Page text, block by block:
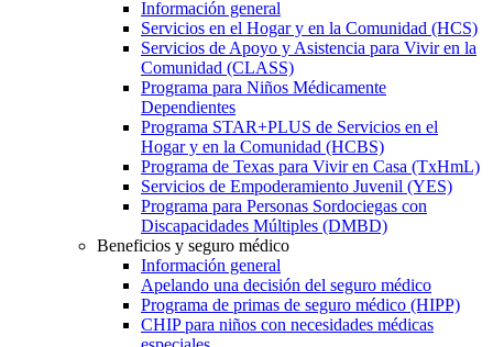
Información general
Servicios en el Hogar y en la Comunidad (HCS)
Servicios de Apoyo y Asistencia para Vivir en la
Comunidad (CLASS)
Programa para Niños Médicamente
Dependientes
Programa STAR+PLUS de Servicios en el
Hogar y en la Comunidad (HCBS)
Programa de Texas para Vivir en Casa (TxHmL)
Servicios de Empoderamiento Juvenil (YES)
Programa para Personas Sordociegas con
Discapacidades Múltiples (DMBD)
Beneficios y seguro médico
Información general
Apelando una decisión del seguro médico
Programa de primas de seguro médico (HIPP)
CHIP para niños con necesidades médicas